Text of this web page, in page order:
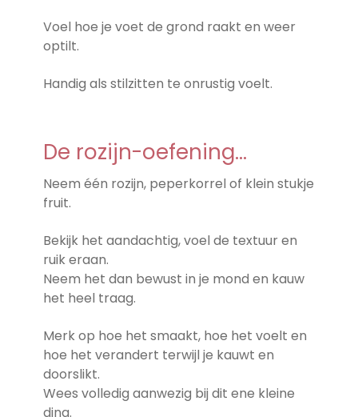
Voel hoe je voet de grond raakt en weer
optilt.
Handig als stilzitten te onrustig voelt.
De rozijn-oefening…
Neem één rozijn, peperkorrel of klein stukje
fruit.
Bekijk het aandachtig, voel de textuur en
ruik eraan.
Neem het dan bewust in je mond en kauw
het heel traag.
Merk op hoe het smaakt, hoe het voelt en
hoe het verandert terwijl je kauwt en
doorslikt.
Wees volledig aanwezig bij dit ene kleine
ding.